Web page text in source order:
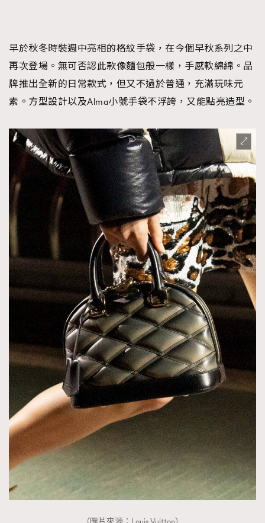
TRENDING
早於秋冬時裝週中亮相的格紋手袋，在今個早秋系列之中
再次登場。無可否認此款像麵包般一樣，手感軟綿綿。品
牌推出全新的日常款式，但又不過於普通，充滿玩味元
素。方型設計以及Alma小號手袋不浮誇，又能點亮造型。